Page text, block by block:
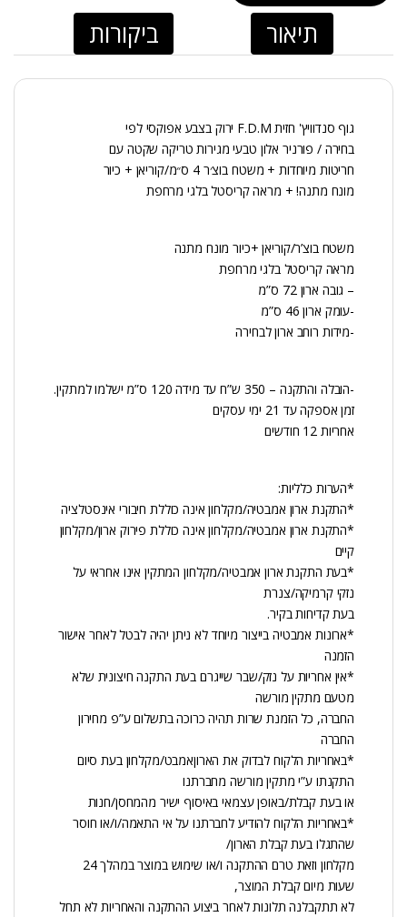
תיאור ביקורות
גוף סנדוויץ' חזית F.D.M ירוק בצבע אפוקסי לפי
בחירה / פורניר אלון טבעי מגירות טריקה שקטה עם
חריטות מיוחדות + משטח בוצ׳ר 4 ס״מ/קוריאן + כיור
מונח מתנה! + מראה קריסטל בלגי מרחפת
משטח בוצ’ר/קוריאן +כיור מונח מתנה
מראה קריסטל בלגי מרחפת
– גובה ארון 72 ס”מ
-עומק ארון 46 ס”מ
-מידות רוחב ארון לבחירה
-הובלה והתקנה – 350 ש”ח עד מידה 120 ס”מ ישלמו למתקין.
זמן אספקה עד 21 ימי עסקים
אחריות 12 חודשים
*הערות כלליות:
*התקנת ארון אמבטיה/מקלחון אינה כוללת חיבורי אינסטלציה
*התקנת ארון אמבטיה/מקלחון אינה כוללת פירוק ארון/מקלחון
קיים
*בעת התקנת ארון אמבטיה/מקלחון המתקין אינו אחראי על
נזקי קרמיקה/צנרת
בעת קדיחות בקיר.
*ארונות אמבטיה בייצור מיוחד לא ניתן יהיה לבטל לאחר אישור
הזמנה
*אין אחריות על נזק/שבר שייגרם בעת התקנה חיצונית שלא
מטעם מתקין מורשה
החברה, כל הזמנת שרות תהיה כרוכה בתשלום ע”פ מחירון
החברה
*באחריות הלקוח לבדוק את הארוןאמבט/מקלחון בעת סיום
התקנתו ע”י מתקין מורשה מחברתנו
או בעת קבלת/באופן עצמאי באיסוף ישיר מהמחסן/חנות
*באחריות הלקוח להודיע לחברתנו על אי התאמה/ו/או חוסר
שהתגלו בעת קבלת הארון/
מקלחון וזאת טרם ההתקנה ו/או שימוש במוצר במהלך 24
שעות מיום קבלת המוצר,
לא תתקבלנה תלונות לאחר ביצוע ההתקנה והאחריות לא תחל